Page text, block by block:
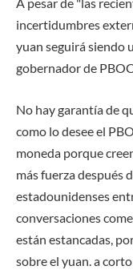
incertidumbres
yuan seguirá siendo
gobernador de
No hay garantía de
como lo desee el
moneda porque
más fuerza después
estadounidenses
conversaciones
están estancadas,
sobre el yuan. a